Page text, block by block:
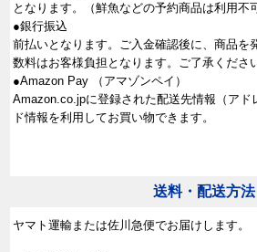
となります。（鮮魚などの予約商品は利用不
●銀行振込
前払いとなります。ご入金確認後に、商品を
数料はお客様負担となります。ご了承くださ
●Amazon Pay （アマゾンペイ）
Amazon.co.jpに登録された配送先情報（アド
ド情報を利用してお買い物できます。
送料・配送方法
ヤマト運輸または佐川急便でお届けします。